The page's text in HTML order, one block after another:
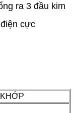
ra 3 đầu kim
cực